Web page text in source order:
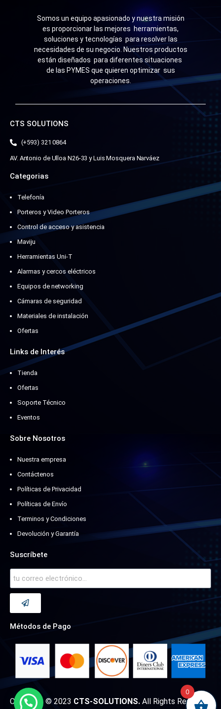
Somos un equipo apasionado y nuestra misión
es proporcionar las mejores herramientas,
soluciones y tecnologías para resolver las
necesidades de su negocio. Nuestros productos
están diseñados para diferentes situaciones
de las PYMES que quieren optimizar sus
operaciones.
CTS SOLUTIONS
(+593) 321 0864
AV. Antonio de Ulloa N26-33 y Luis Mosquera Narváez
Categorias
Telefonía
Porteros y Video Porteros
Control de acceso y asistencia
Maviju
Herramientas Uni-T
Alarmas y cercos eléctricos
Equipos de networking
Cámaras de seguridad
Materiales de instalación
Ofertas
Links de Interés
Tienda
Ofertas
Soporte Técnico
Eventos
Sobre Nosotros
Nuestra empresa
Contáctenos
Políticas de Privacidad
Políticas de Envío
Terminos y Condiciones
Devolución y Garantía
Suscríbete
Métodos de Pago
Copyright © 2023 CTS-SOLUTIONS.All Rights Reserved.
0